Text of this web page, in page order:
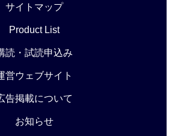
サイトマップ
Product List
読・試読申込み
営ウェブサイト
告掲載について
お知らせ